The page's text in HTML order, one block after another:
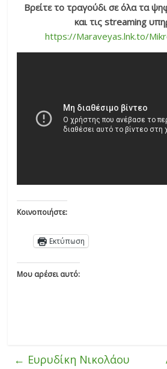
Βρείτε το τραγούδι σε όλα τα
και τιςstreaming
https://Maraveyas.lnk.to/
Κοινοποιήστε:
Εκτύπωση
Μου αρέσει αυτό:
← Ευρυδίκη Νικολάου